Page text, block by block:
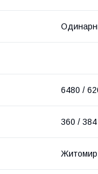
6480 /
360 / 384
Житомир